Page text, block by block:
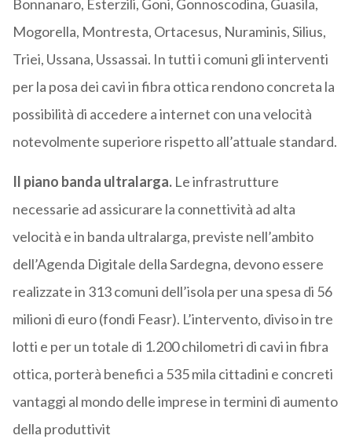
Bonnanaro, Esterzili, Goni, Gonnoscodina, Guasila,
Mogorella, Montresta, Ortacesus, Nuraminis, Silius,
Triei, Ussana, Ussassai. In tutti i comuni gli interventi
per la posa dei cavi in fibra ottica rendono concreta la
possibilità di accedere a internet con una velocità
notevolmente superiore rispetto all’attuale standard.
Il piano banda ultralarga.Le infrastrutture
necessarie ad assicurare la connettività ad alta
velocità e in banda ultralarga, previste nell’ambito
dell’Agenda Digitale della Sardegna, devono essere
realizzate in 313 comuni dell’isola per una spesa di 56
milioni di euro (fondi Feasr). L’intervento, diviso in tre
lotti e per un totale di 1.200 chilometri di cavi in fibra
ottica, porterà benefici a 535 mila cittadini e concreti
vantaggi al mondo delle imprese in termini di aumento
della produttivit